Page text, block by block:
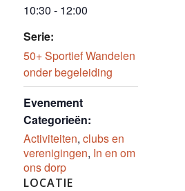
10:30 - 12:00
Serie:
50+ Sportief Wandelen
onder begeleiding
Evenement
Categorieën:
Activiteiten, clubs en
verenigingen, In en om
ons dorp
LOCATIE